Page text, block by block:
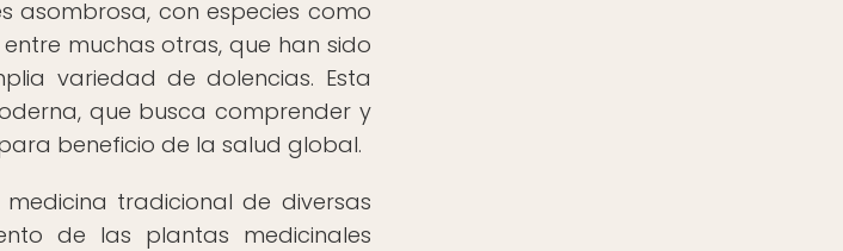
asombrosa, con especies como
muchas otras, que han sido
variedad de dolencias. Esta
que busca comprender y
beneficio de la salud global.
tradicional de diversas
de las plantas medicinales